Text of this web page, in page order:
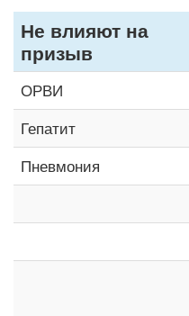
Не влияют на
призыв
ОРВИ
Гепатит
Пневмония